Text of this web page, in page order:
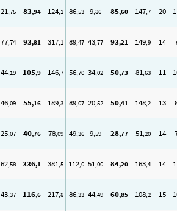
21,75 83,94 124,1 86,53 9,86 85,60 147,7 20 11
77,74 93,81 317,1 89,47 43,77 93,21 149,9 14 7
44,19 105,9 146,7 56,70 34,02 50,73 81,63 11 10
46,09 55,16 189,3 89,07 20,52 50,41 148,2 13 8
25,07 40,76 78,09 49,36 9,59 28,77 51,20 14 7
62,58 336,1 381,5 112,0 51,00 84,20 163,4 14 11
43,37 116,6 217,8 86,33 44,49 60,85 108,2 15 10